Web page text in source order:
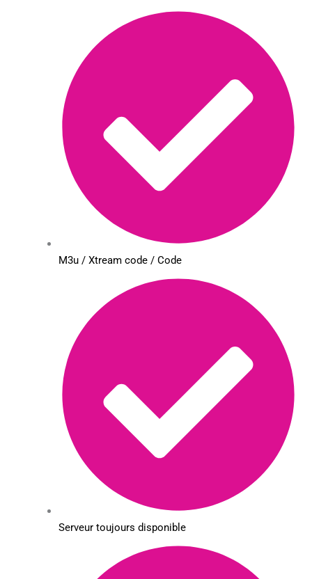
M3u / Xtream code / Code
Serveur toujours disponible